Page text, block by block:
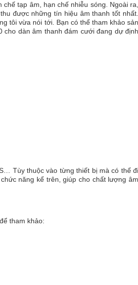
tạp âm, hạn chế nhiễu sóng. Ngoài ra,
được những tín hiệu âm thanh tốt nhất.
tôi vừa nói tới. Bạn có thể tham khảo sản
cho dàn âm thanh đám cưới đang dự định
Tùy thuộc vào từng thiết bị mà có thể đi
năng kể trên, giúp cho chất lượng âm
tham khảo: